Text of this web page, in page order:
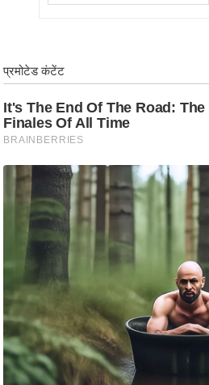
e
s
ला
फ
स्टा
ल
टे
क्नॉ
जी
ब्यू
टी